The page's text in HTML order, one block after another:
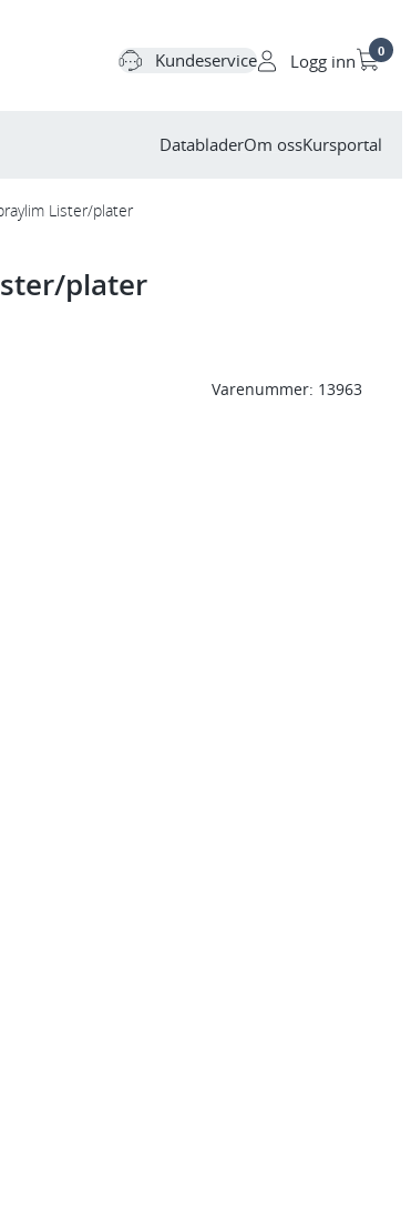
Kundeservice Logg inn 0
DatabladerOm ossKursportal
Lister/plater
plater
Varenummer: 13963